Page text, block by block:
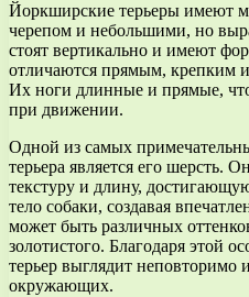
Йоркширские терьеры имеют
черепом и небольшими, но
стоят вертикально и имеют
отличаются прямым, крепким
Их ноги длинные и прямые,
при движении.
Одной из самых
терьера является его шерсть.
текстуру и длину,
тело собаки, создавая
может быть различных
золотистого. Благодаря этой
терьер выглядит неповторимо
окружающих.